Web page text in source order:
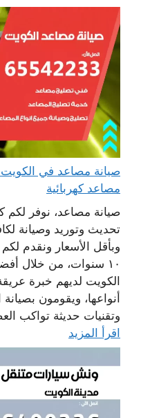
مصاعد كهربائية
صيانة مصاعد، نوفر لكم
تحديث وتوريد وصيانة
وبأقل الأسعار ونقدم
١٠ سنوات، من خلال
الكويت لديهم خبرة
أنواعها، ويقومون
وتقنيات حديثة تواكب
اقرأ المزيد